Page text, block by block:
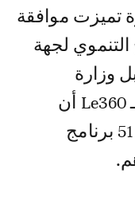
تميزت موافقة
التنموي لجهة
وزارة
الداخلية، مضيفا في تصريح لـ Le360 أن
البرنامج التنموي للجهة يضم 51 برنامج